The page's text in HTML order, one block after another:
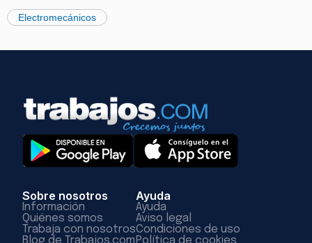
Electromecánicos
Sobre nosotros
Información
Quiénes somos
Trabaja con nosotros
Blog de Trabajos.com
Ayuda
Ayuda
Aviso legal
Condiciones de uso
Política de cookies